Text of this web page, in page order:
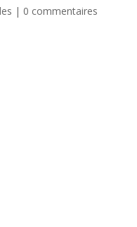
| 0 commentaires